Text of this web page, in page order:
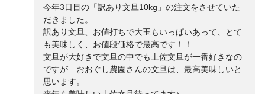
今年3日目の「訳あり文旦10kg」の注文をさせていた
だきました。
訳あり文旦、お値打ちで大玉もいっぱいあって、とて
も美味しく、お値段価格で最高です！！
文旦が大好きで文旦の中でも土佐文旦が一番好きなの
ですが…おおぐし農園さんの文旦は、最高美味しいと
思います。